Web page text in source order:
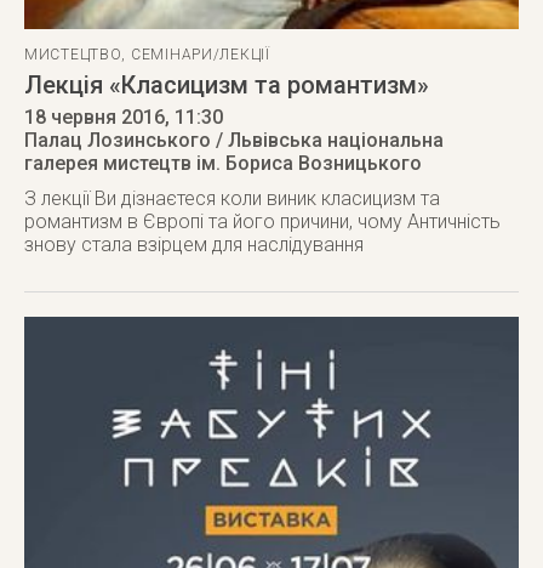
МИСТЕЦТВО, СЕМІНАРИ/ЛЕКЦІЇ
Лекція «Класицизм та романтизм»
18 червня 2016, 11:30
Палац Лозинського / Львівська національна
галерея мистецтв ім. Бориса Возницького
З лекції Ви дізнаєтеся коли виник класицизм та
романтизм в Європі та його причини, чому Античність
знову стала взірцем для наслідування